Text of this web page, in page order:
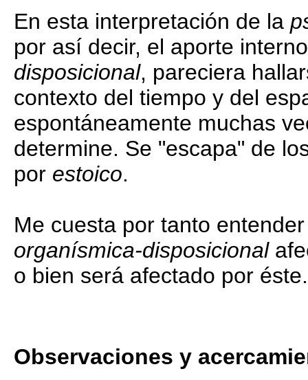
En esta interpretación de la
por así decir, el aporte
disposicional, pareciera
contexto del tiempo y del
espontáneamente muchas
determine. Se "escapa" de
por estoico.
Me cuesta por tanto
organísmica-disposicional
o bien será afectado por
Observaciones y